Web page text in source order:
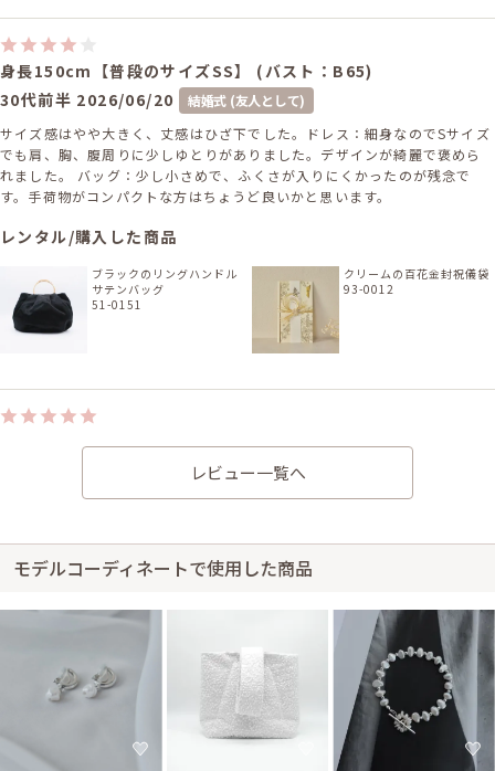
身長150cm【普段のサイズSS】 (バスト：B65)
30代前半 2026/06/20
結婚式 (友人として)
サイズ感はやや大きく、丈感はひざ下でした。ドレス：細身なのでSサイズ
でも肩、胸、腹周りに少しゆとりがありました。デザインが綺麗で褒めら
れました。 バッグ：少し小さめで、ふくさが入りにくかったのが残念で
す。手荷物がコンパクトな方はちょうど良いかと思います。
レンタル/購入した商品
ブラックのリングハンドル
サテンバッグ
51-0151
クリームの百花金封祝儀袋
93-0012
身長148cm【普段のサイズS】
結婚式 (友人として)
サイズ感はぴったりで、丈感はひざ丈でした。気になる二の腕を隠すこと
えました。とてもよかったです。
シルバーチェーンの1粒パ
身長157cm【普段のサイズS〜M】
レビュー一覧へ
モデルコーディネートで使用した商品